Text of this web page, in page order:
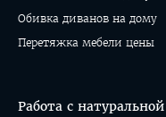
Oбивка диванов на дому
Перетяжка мебели цены
Работа с натуральной